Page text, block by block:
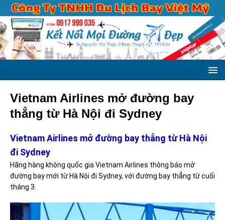
Vietnam Airlines mở đường bay
thẳng từ Hà Nội đi Sydney
Vietnam Airlines mở đường bay thẳng từ Hà Nội
đi Sydney
Hãng hàng không quốc gia Vietnam Airlines thông báo mở
đường bay mới từ Hà Nội đi Sydney, với đường bay thẳng từ cuối
tháng 3.